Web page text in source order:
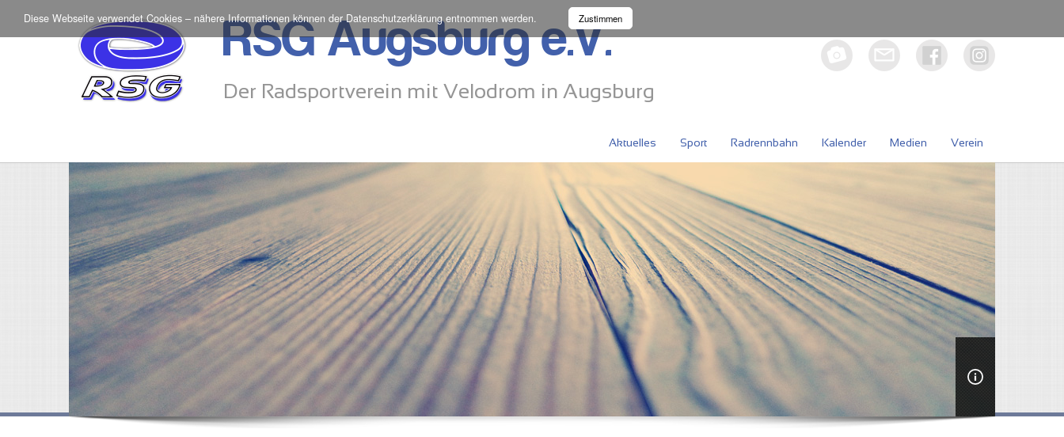
Diese Webseite verwendet Cookies – nähere Informationen können derDatenschutzerklärungentnommen werden. Zustimmen
RSG Augsburg e.V.
Der Radsportverein mit Velodrom in Augsburg
Aktuelles Sport Radrennbahn Kalender Medien Verein